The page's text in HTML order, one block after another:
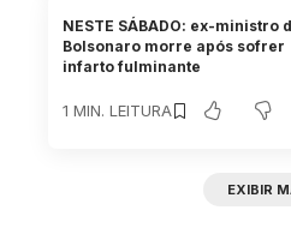
NESTE SÁBADO: ex-ministro
Bolsonaro morre após sofrer
infarto fulminante
1 MIN. LEITURA
EXIBIR